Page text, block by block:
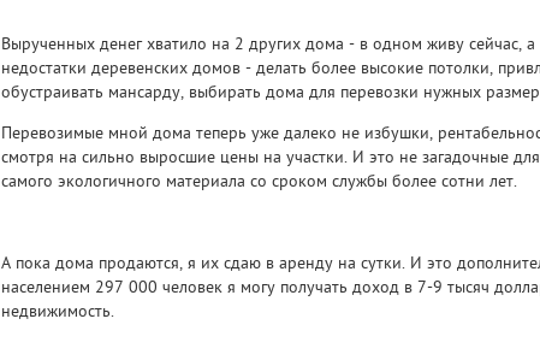
Вырученных денег хватило на 2 других дома - в одном живу сейчас,
недостатки деревенских домов - делать более высокие потолки,
обустраивать мансарду, выбирать дома для перевозки нужных
Перевозимые мной дома теперь уже далеко не избушки,
смотря на сильно выросшие цены на участки. И это не загадочные
самого экологичного материала со сроком службы более сотни лет.
А пока дома продаются, я их сдаю в аренду на сутки. И это
населением 297 000 человек я могу получать доход в 7-9 тысяч
недвижимость.